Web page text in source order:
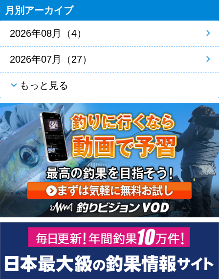
月別アーカイブ
2026年08月（4）
2026年07月（27）
もっと見る